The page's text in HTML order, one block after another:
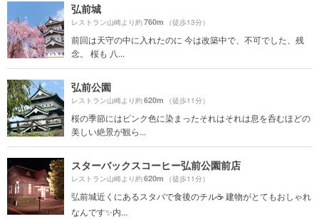
弘前城
レストラン山崎より約760m （徒歩13分）
前回は天守の中に入れたのに 今は改築中で、不可でした、残
念。 桜も 八...
弘前公園
レストラン山崎より約620m （徒歩11分）
桜の季節にはピンク色に染まったそれはそれは息を呑むほどの
美しい絶景が観ら...
スターバックスコーヒー弘前公園前店
レストラン山崎より約620m （徒歩11分）
弘前城近くにあるスタバで食後のチル☕️ 建物がとてもおしゃれ
なんです✨内...